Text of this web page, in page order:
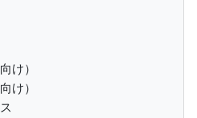
け）
け）